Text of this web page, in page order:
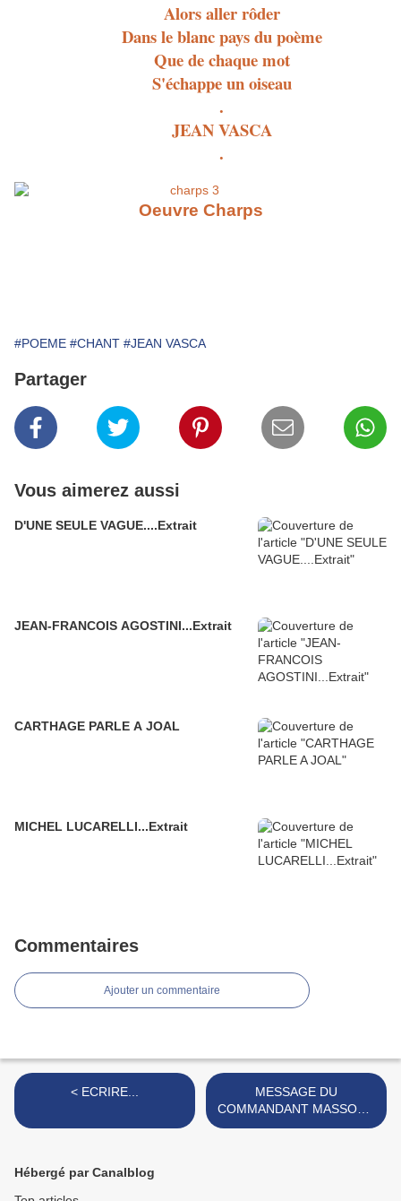
Alors aller rôder
Dans le blanc pays du poème
Que de chaque mot
S'échappe un oiseau
.
JEAN VASCA
.
Oeuvre Charps
#POEME #CHANT #JEAN VASCA
Partager
Vous aimerez aussi
D'UNE SEULE VAGUE....Extrait
JEAN-FRANCOIS AGOSTINI...Extrait
CARTHAGE PARLE A JOAL
MICHEL LUCARELLI...Extrait
Commentaires
Ajouter un commentaire
< ECRIRE...
MESSAGE DU
COMMANDANT MASSOUD
à l’occasion de la Biennale
Hébergé par Canalblog